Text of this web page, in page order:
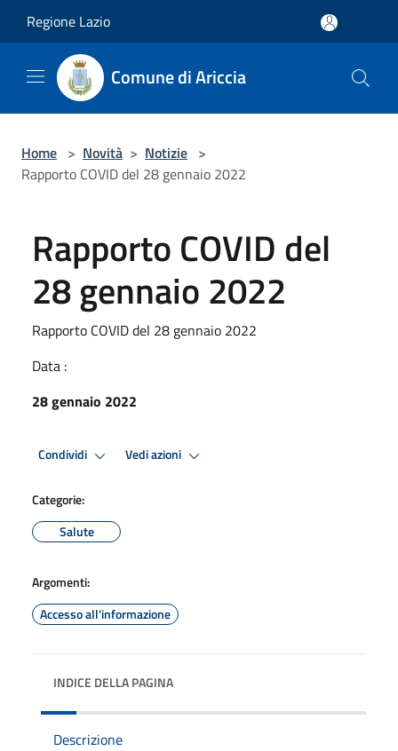
Regione Lazio
Comune di Ariccia
Home > Novità > Notizie >
Rapporto COVID del 28 gennaio 2022
Rapporto COVID del
28 gennaio 2022
Rapporto COVID del 28 gennaio 2022
Data :
28 gennaio 2022
Condividi Vedi azioni
Categorie:
Salute
Argomenti:
Accesso all'informazione
INDICE DELLA PAGINA
Descrizione